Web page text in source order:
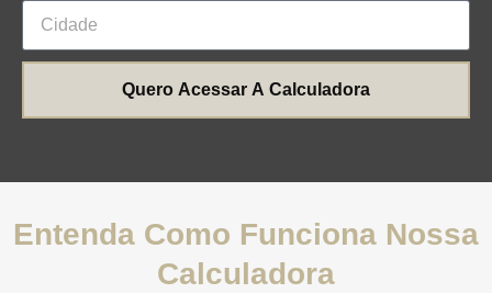
Quero Acessar A Calculadora
Entenda Como Funciona Nossa
Calculadora